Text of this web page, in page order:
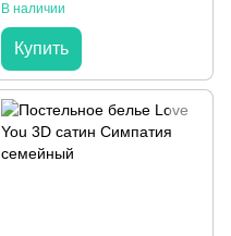
В наличии
Купить